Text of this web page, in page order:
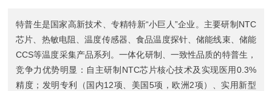
特普生是国家高新技术、专精特新“小巨人”企业。主要研制 NTC
芯片
热敏电阻 、温度传感器 、食品温度探针 、储能线束、 储能
CCS等温度采集产品系列。一体化研制、一致性品质的特普生，
竞争力优势明显：自主研制NTC芯片核心技术及实现医用0.3%
精度；发明专利（国内12项、美国5项，欧洲2项）、实用新型